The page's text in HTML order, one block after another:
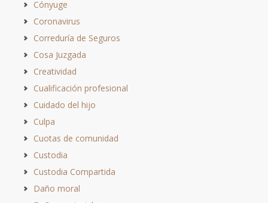
Cónyuge
Coronavirus
Correduría de Seguros
Cosa Juzgada
Creatividad
Cualificación profesional
Cuidado del hijo
Culpa
Cuotas de comunidad
Custodia
Custodia Compartida
Daño moral